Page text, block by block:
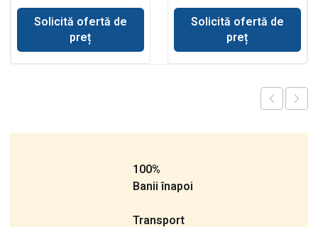
Solicită ofertă de
preț
Solicită ofertă de
preț
100%
Banii înapoi
Transport